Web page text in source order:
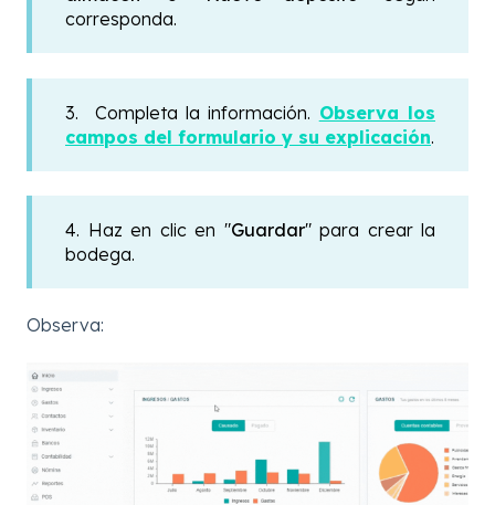
corresponda.
3. Completa la información. Observa los
campos del formulario y su explicación.
4. Haz en clic en "Guardar" para crear la
bodega.
Observa: